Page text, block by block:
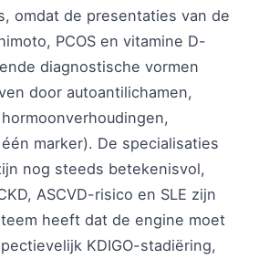
omdat de presentaties van de
PCOS en vitamine D-
diagnostische vormen
door autoantilichamen,
marker). De specialisaties
nog steeds betekenisvol,
ASCVD-risico en SLE zijn
heeft dat de engine moet
KDIGO-stadiëring,